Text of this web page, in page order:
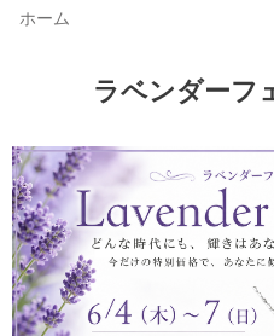
ホーム
ラベンダーフ